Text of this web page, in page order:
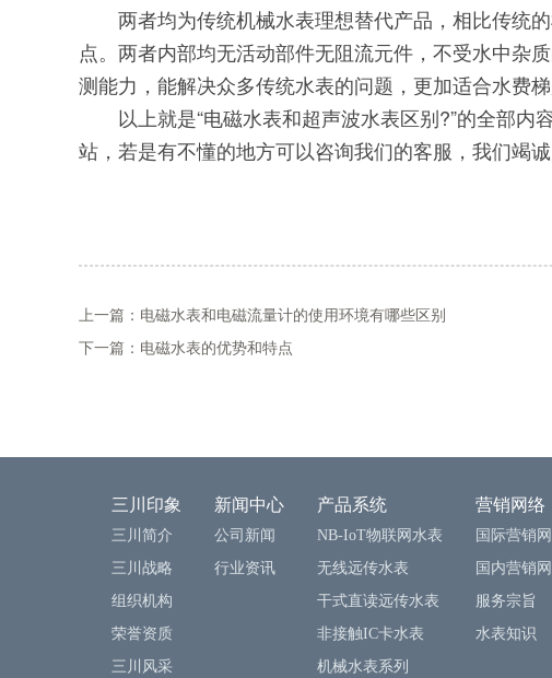
两者均为传统机械水表理想替代产品，相比传统的
点。两者内部均无活动部件无阻流元件，不受水中杂
测能力，能解决众多传统水表的问题，更加适合水费
以上就是“电磁水表和超声波水表区别?”的全部内
站，若是有不懂的地方可以咨询我们的客服，我们竭诚
上一篇：电磁水表和电磁流量计的使用环境有哪些区别
下一篇：电磁水表的优势和特点
三川印象
三川简介
三川战略
组织机构
荣誉资质
三川风采
新闻中心
公司新闻
行业资讯
产品系统
NB-IoT物联网水表
无线远传水表
干式直读远传水表
非接触IC卡水表
机械水表系列
营销网络
国际营销
国内营销
服务宗旨
水表知识